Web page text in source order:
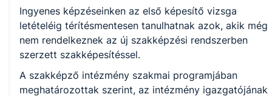
Ingyenes képzéseinken az első képesítő vizsga
letételéig térítésmentesen tanulhatnak azok, akik még
nem rendelkeznek az új szakképzési rendszerben
szerzett szakképesítéssel.
A szakképző intézmény szakmai programjában
meghatározottak szerint, az intézmény igazgatójának